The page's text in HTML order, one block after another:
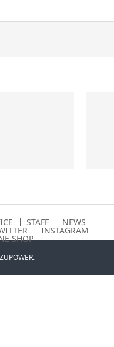
STAFF NEWS
INSTAGRAM
SHOP